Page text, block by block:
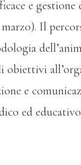
e
Il
e
ed